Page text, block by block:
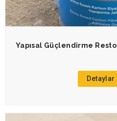
Yapısal Güçlendirme
Detaylar